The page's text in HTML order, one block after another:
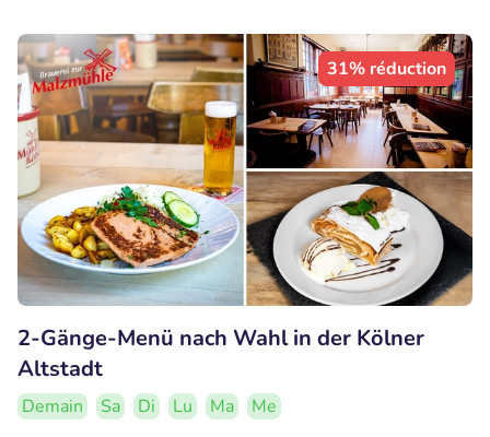
31% réduction
2-Gänge-Menü nach Wahl in der Kölner
Altstadt
Demain Sa Di Lu Ma
Me